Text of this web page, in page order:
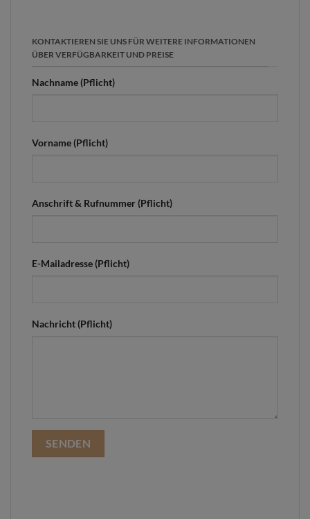
KONTAKTIEREN SIE UNS FÜR WEITERE INFORMATIONEN
ÜBER VERFÜGBARKEIT UND PREISE
Nachname (Pflicht)
Vorname (Pflicht)
Anschrift & Rufnummer (Pflicht)
E-Mailadresse (Pflicht)
Nachricht (Pflicht)